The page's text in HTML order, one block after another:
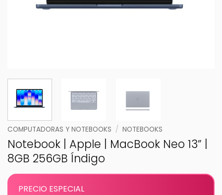
COMPUTADORAS Y NOTEBOOKS / NOTEBOOKS
Notebook | Apple | MacBook Neo 13” |
8GB 256GB Índigo
PRECIO ESPECIAL